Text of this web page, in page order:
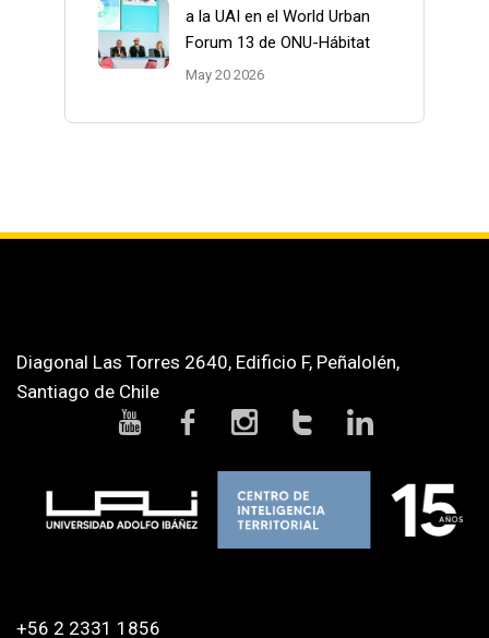
a la UAI en el World Urban
Forum 13 de ONU-Hábitat
May 20 2026
Diagonal Las Torres 2640, Edificio F, Peñalolén,
Santiago de Chile
+56 2 2331 1856